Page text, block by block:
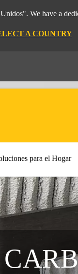
We have a
A COUNTRY
para el Hogar